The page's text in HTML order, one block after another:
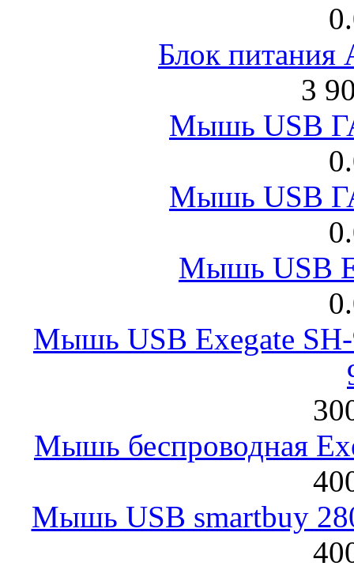
Блок питания
3
Мышь USB
Мышь USB
Мышь USB
Мышь USB Exegate
Мышь беспроводная
Мышь USB smartbuy